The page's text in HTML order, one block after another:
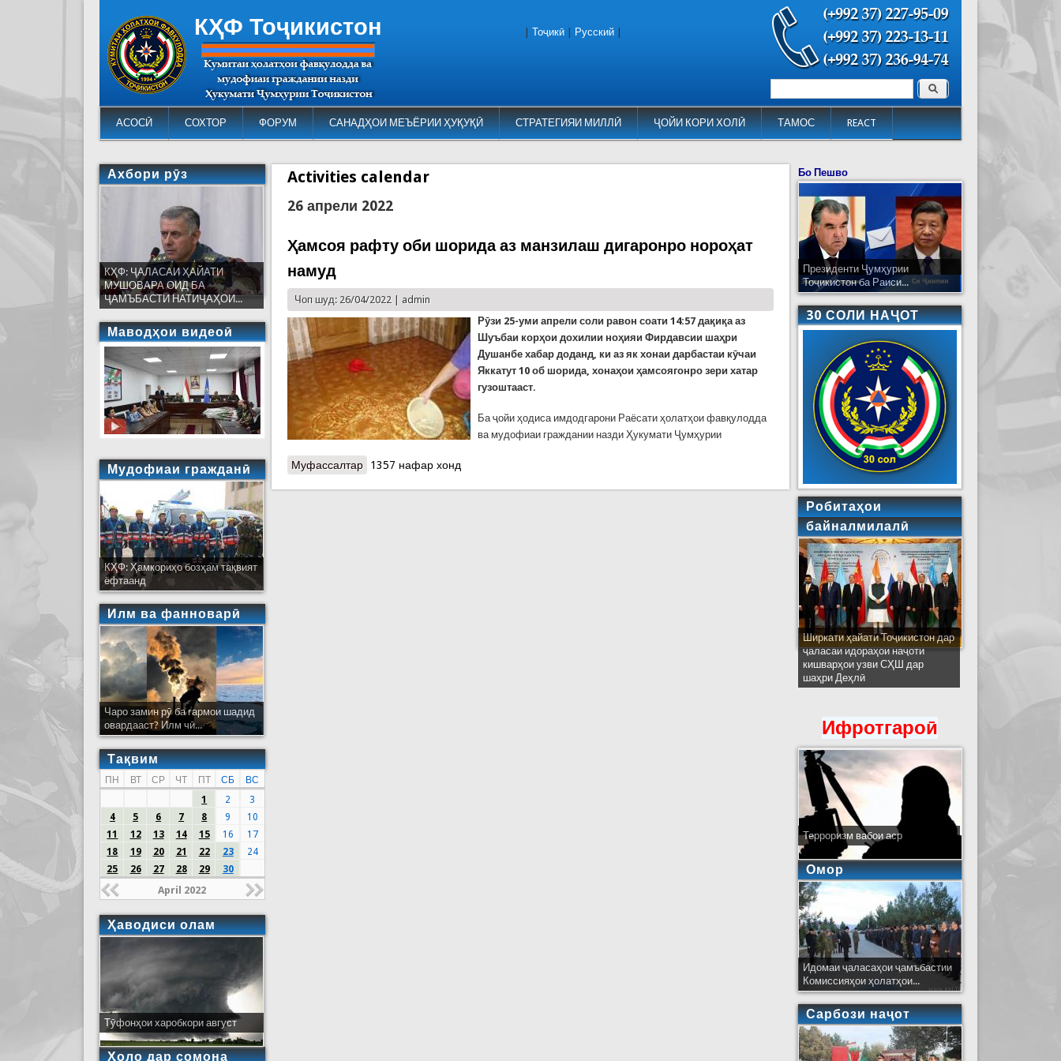
КҲФ Тоҷикистон
АСОСӢ СОХТОР ФОРУМ САНАДҲОИ МЕЪЁРИИ ҲУҚУҚӢ СТРАТЕГИЯИ МИЛЛӢ ҶОЙИ КОРИ ХОЛӢ ТАМОС REACT
Форма поиска Поиск
Тоҷикӣ Русский
Activities calendar
26 апрели 2022
Ҳамсоя рафту оби шорида аз манзилаш дигаронро нороҳат
намуд
Чоп шуд: 26/04/2022 | admin
Рӯзи 25-уми апрели соли равон соати 14:57 дақиқа аз
Шуъбаи корҳои дохилии ноҳияи Фирдавсии шаҳри
Душанбе хабар доданд, ки аз як хонаи дарбастаи кӯчаи
Яккатут 10 об шорида, хонаҳои ҳамсоягонро зери хатар
гузоштааст.
Ба ҷойи ҳодиса имдодгарони Раёсати ҳолатҳои фавқулодда
ва мудофиаи граждании назди Ҳукумати Ҷумҳурии
Муфассалтар о Ҳамсоя рафту оби шорида аз манзилаш дигаронро нороҳат намуд
1357 нафар хонд
Ахбори рӯз
КҲФ: ҶАЛАСАИ ҲАЙАТИ
МУШОВАРА ОИД БА
ҶАМЪБАСТИ НАТИҶАҲОИ...
Маводҳои видеоӣ
Мудофиаи гражданӣ
КҲФ: Ҳамкориҳо бозҳам тақвият
ёфтаанд
Илм ва фанноварӣ
Чаро замин рӯ ба гармои шадид
овардааст? Илм чӣ...
Тақвим
ПН ВТ СР ЧТ ПТ СБ
ВС
1
2
3
4
5 6 7 8 9
10
11
12 13 14 15 16
17
18
19 20 21 22 23
24
25
26 27 28 29 30
April 2022
Ҳаводиси олам
Тӯфонҳои харобкори август
Ҳоло дар сомона
Бо Пешво
Президенти Ҷумҳурии
Тоҷикистон ба Раиси...
30 СОЛИ НАҶОТ
Робитаҳои
байналмилалӣ
Ширкати ҳайати Тоҷикистон дар
ҷаласаи идораҳои наҷоти
кишварҳои узви СҲШ дар
шаҳри Деҳлӣ
Ифротгароӣ
Терроризм вабои аср
Омор
Идомаи ҷаласаҳои ҷамъбастии
Комиссияҳои ҳолатҳои...
Сарбози наҷот